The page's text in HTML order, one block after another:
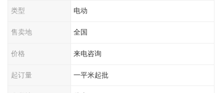
类型 电动
售卖地 全国
价格 来电咨询
起订量 一平米起批